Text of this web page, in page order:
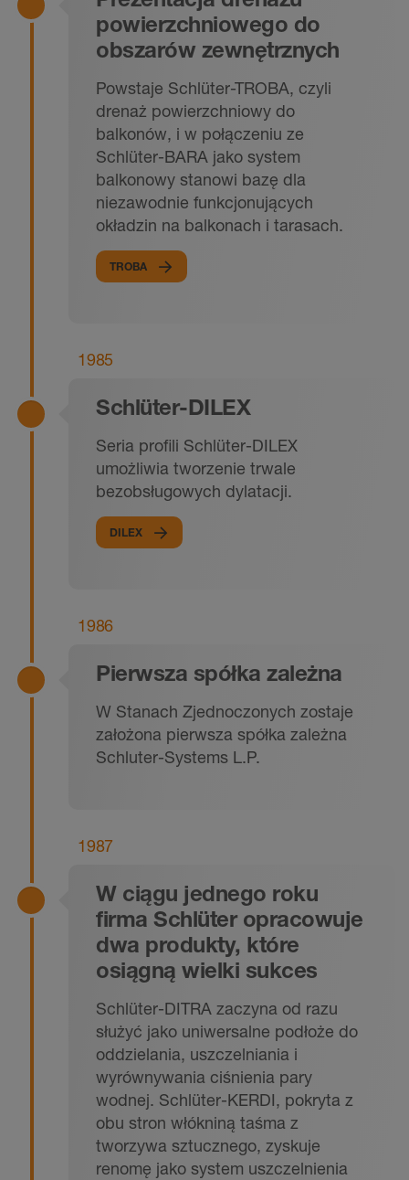
powierzchniowego do
obszarów zewnętrznych
Powstaje Schlüter-TROBA, czyli
drenaż powierzchniowy do
balkonów, i w połączeniu ze
Schlüter-BARA jako system
balkonowy stanowi bazę dla
niezawodnie funkcjonujących
okładzin na balkonach i tarasach.
TROBA
1985
Schlüter-DILEX
Seria profili Schlüter-DILEX
umożliwia tworzenie trwale
bezobsługowych dylatacji.
DILEX
1986
Pierwsza spółka zależna
W Stanach Zjednoczonych zostaje
założona pierwsza spółka zależna
Schluter-Systems L.P.
1987
W ciągu jednego roku
firma Schlüter opracowuje
dwa produkty, które
osiągną wielki sukces
Schlüter-DITRA zaczyna od razu
służyć jako uniwersalne podłoże do
oddzielania, uszczelniania i
wyrównywania ciśnienia pary
wodnej. Schlüter-KERDI, pokryta z
obu stron włókniną taśma z
tworzywa sztucznego, zyskuje
renomę jako system uszczelnienia